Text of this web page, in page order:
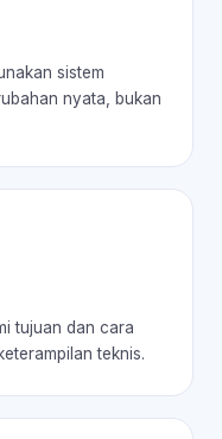
sistem
nyata, bukan
tujuan dan cara
teknis.